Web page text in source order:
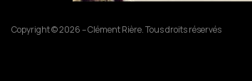
Copyright © 2026 – Clément Rière. Tous droits réservés